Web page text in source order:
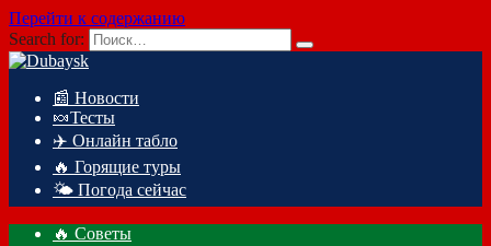
Перейти к содержанию
Search for:
📰 Новости
🍬Тесты
✈️ Онлайн табло
🔥 Горящие туры
🌤️ Погода сейчас
🔥 Советы